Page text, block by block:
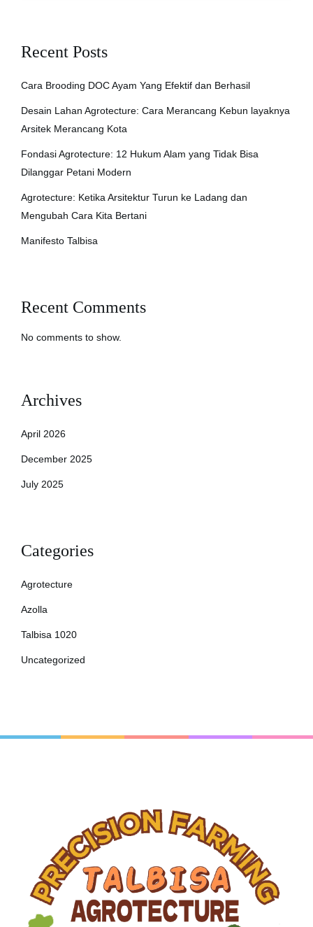
Recent Posts
Cara Brooding DOC Ayam Yang Efektif dan Berhasil
Desain Lahan Agrotecture: Cara Merancang Kebun layaknya
Arsitek Merancang Kota
Fondasi Agrotecture: 12 Hukum Alam yang Tidak Bisa
Dilanggar Petani Modern
Agrotecture: Ketika Arsitektur Turun ke Ladang dan
Mengubah Cara Kita Bertani
Manifesto Talbisa
Recent Comments
No comments to show.
Archives
April 2026
December 2025
July 2025
Categories
Agrotecture
Azolla
Talbisa 1020
Uncategorized